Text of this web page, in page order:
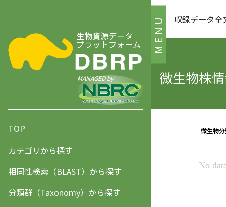
MENU
生物資源データ
プラットフォーム
MANAGED by
TOP
カテゴリから探す
相同性検索（BLAST）から探す
分類群（Taxonomy）から探す
収録データ全
微生物株